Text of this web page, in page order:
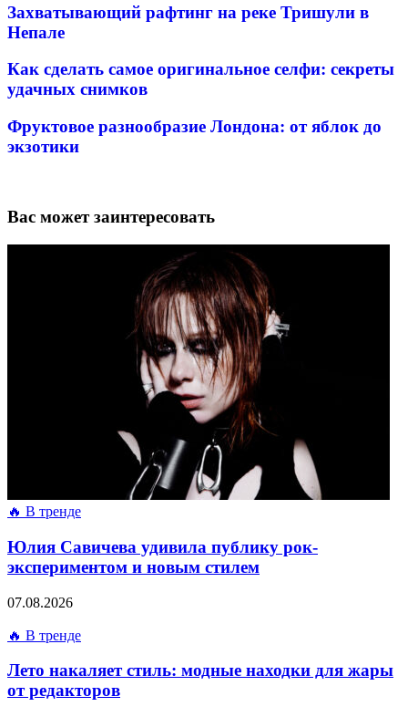
Захватывающий рафтинг на реке Тришули в
Непале
Как сделать самое оригинальное селфи: секреты
удачных снимков
Фруктовое разнообразие Лондона: от яблок до
экзотики
Вас может заинтересовать
🔥 В тренде
Юлия Савичева удивила публику рок-
экспериментом и новым стилем
07.08.2026
🔥 В тренде
Лето накаляет стиль: модные находки для жары
от редакторов